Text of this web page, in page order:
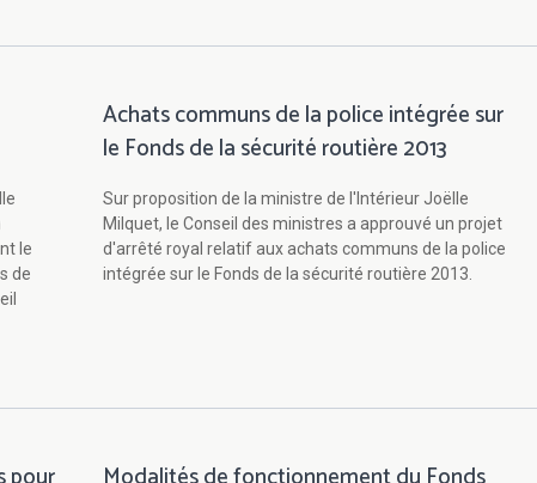
le
de
Achats communs de la police intégrée sur
le Fonds de la sécurité routière 2013
Sur proposition de la ministre de l'Intérieur Joëlle
Milquet, le Conseil des ministres a approuvé un projet
d'arrêté royal relatif aux achats communs de la police
intégrée sur le Fonds de la sécurité routière 2013.